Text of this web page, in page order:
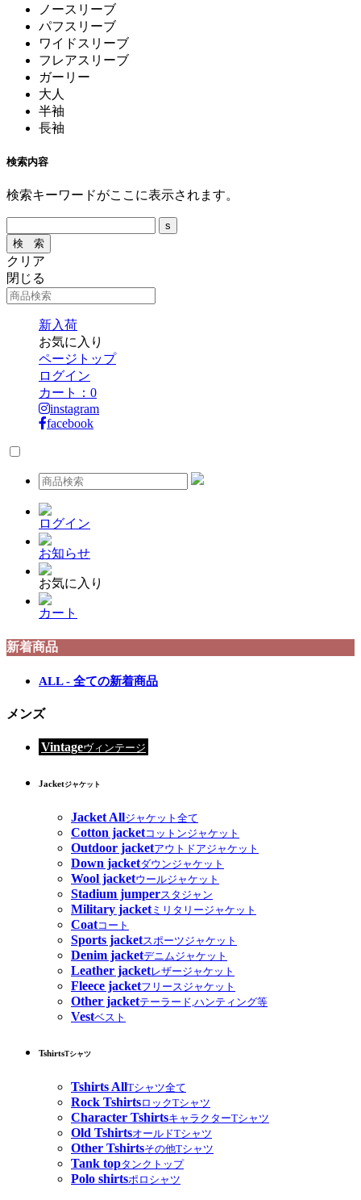
ノースリーブ
パフスリーブ
ワイドスリーブ
フレアスリーブ
ガーリー
大人
半袖
長袖
検索内容
検索キーワードがここに表示されます。
クリア
閉じる
新入荷
お気に入り
ページトップ
ログイン
カート： 0
instagram
facebook
ログイン
お知らせ
お気に入り
カート
新着商品
ALL - 全ての新着商品
メンズ
Vintageヴィンテージ
Jacketジャケット
Jacket Allジャケット全て
Cotton jacketコットンジャケット
Outdoor jacketアウトドアジャケット
Down jacketダウンジャケット
Wool jacketウールジャケット
Stadium jumperスタジャン
Military jacketミリタリージャケット
Coatコート
Sports jacketスポーツジャケット
Denim jacketデニムジャケット
Leather jacketレザージャケット
Fleece jacketフリースジャケット
Other jacketテーラード,ハンティング等
Vestベスト
TshirtsTシャツ
Tshirts AllTシャツ全て
Rock TshirtsロックTシャツ
Character TshirtsキャラクターTシャツ
Old TshirtsオールドTシャツ
Other Tshirtsその他Tシャツ
Tank topタンクトップ
Polo shirtsポロシャツ